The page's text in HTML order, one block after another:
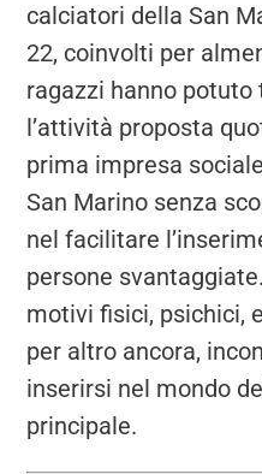
calciatori della San
22, coinvolti per
ragazzi hanno
l’attività proposta
prima impresa
San Marino senza
nel facilitare
persone
motivi fisici, psichici,
per altro ancora,
inserirsi nel mondo
principale.